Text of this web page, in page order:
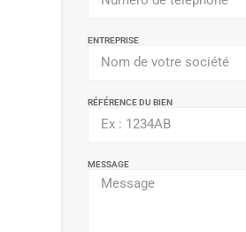
ENTREPRISE
RÉFÉRENCE DU BIEN
MESSAGE